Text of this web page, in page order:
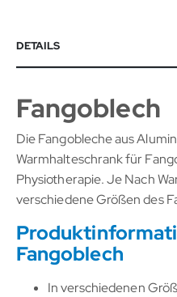
DETAILS
Fangoblech
Die Fangobleche aus
Warmhalteschrank für
Physiotherapie. Je Nach
verschiedene Größen des
Fangoblech
In verschiedenen